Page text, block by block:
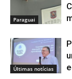
Paraguai
Últimas notícias